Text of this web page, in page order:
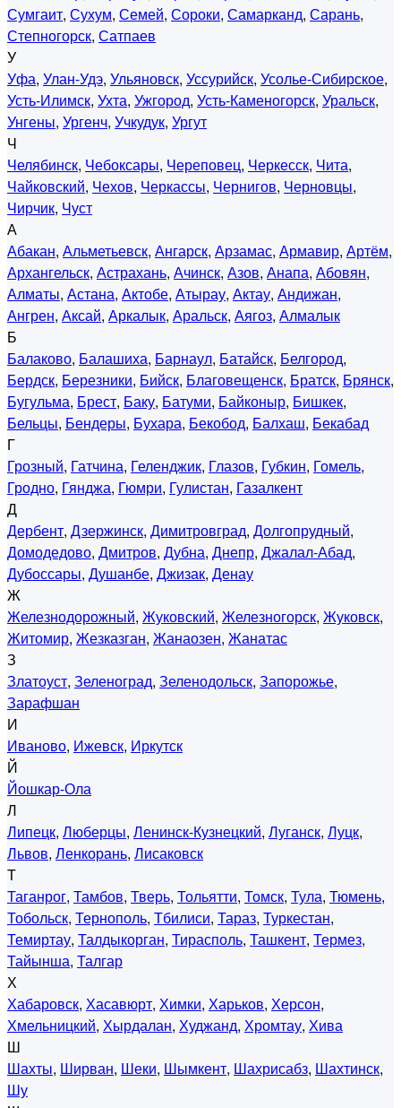
Сумгаит, Сухум, Семей, Сороки, Самарканд, Сарань,
Степногорск, Сатпаев
У
Уфа, Улан-Удэ, Ульяновск, Уссурийск, Усолье-Сибирское,
Усть-Илимск, Ухта, Ужгород, Усть-Каменогорск, Уральск,
Унгены, Ургенч, Учкудук, Ургут
Ч
Челябинск, Чебоксары, Череповец, Черкесск, Чита,
Чайковский, Чехов, Черкассы, Чернигов, Черновцы,
Чирчик, Чуст
А
Абакан, Альметьевск, Ангарск, Арзамас, Армавир, Артём,
Архангельск, Астрахань, Ачинск, Азов, Анапа, Абовян,
Алматы, Астана, Актобе, Атырау, Актау, Андижан,
Ангрен, Аксай, Аркалык, Аральск, Аягоз, Алмалык
Б
Балаково, Балашиха, Барнаул, Батайск, Белгород,
Бердск, Березники, Бийск, Благовещенск, Братск, Брянск,
Бугульма, Брест, Баку, Батуми, Байконыр, Бишкек,
Бельцы, Бендеры, Бухара, Бекобод, Балхаш, Бекабад
Г
Грозный, Гатчина, Геленджик, Глазов, Губкин, Гомель,
Гродно, Гянджа, Гюмри, Гулистан, Газалкент
Д
Дербент, Дзержинск, Димитровград, Долгопрудный,
Домодедово, Дмитров, Дубна, Днепр, Джалал-Абад,
Дубоссары, Душанбе, Джизак, Денау
Ж
Железнодорожный, Жуковский, Железногорск, Жуковск,
Житомир, Жезказган, Жанаозен, Жанатас
З
Златоуст, Зеленоград, Зеленодольск, Запорожье,
Зарафшан
И
Иваново, Ижевск, Иркутск
Й
Йошкар-Ола
Л
Липецк, Люберцы, Ленинск-Кузнецкий, Луганск, Луцк,
Львов, Ленкорань, Лисаковск
Т
Таганрог, Тамбов, Тверь, Тольятти, Томск, Тула, Тюмень,
Тобольск, Тернополь, Тбилиси, Тараз, Туркестан,
Темиртау, Талдыкорган, Тирасполь, Ташкент, Термез,
Тайынша, Талгар
Х
Хабаровск, Хасавюрт, Химки, Харьков, Херсон,
Хмельницкий, Хырдалан, Худжанд, Хромтау, Хива
Ш
Шахты, Ширван, Шеки, Шымкент, Шахрисабз, Шахтинск,
Шу